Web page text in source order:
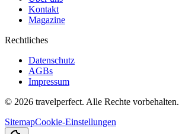
Kontakt
Magazine
Rechtliches
Datenschutz
AGBs
Impressum
© 2026 travelperfect. Alle Rechte vorbehalten.
SitemapCookie-Einstellungen